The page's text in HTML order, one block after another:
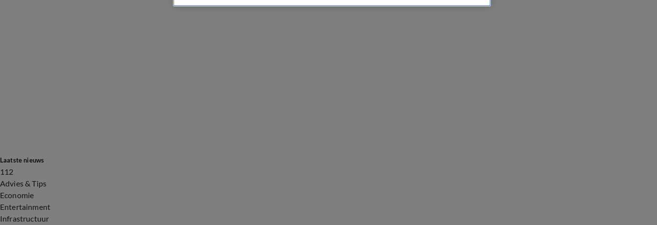
Laatste nieuws
112
Advies & Tips
Economie
Entertainment
Infrastructuur